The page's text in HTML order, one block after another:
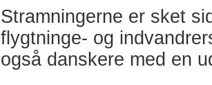
Stramningerne er sket
flygtninge- og
også danskere med en